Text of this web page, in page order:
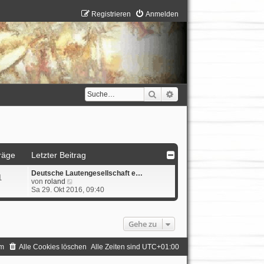
Anmelden
Registrieren
Suche
Letzter Beitrag
Deutsche Lautengesellschaft e…
von roland
e
u
r
B
e
Sa 29. Okt 2016, 09:40
Gehe zu
Alle Zeiten sind UTC+01:00
Alle Cookies löschen